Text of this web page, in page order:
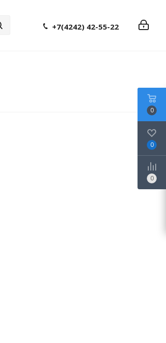
+7(4242) 42-55-22
0
0
0